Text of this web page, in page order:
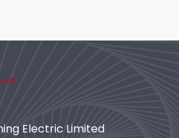
Electric Limited